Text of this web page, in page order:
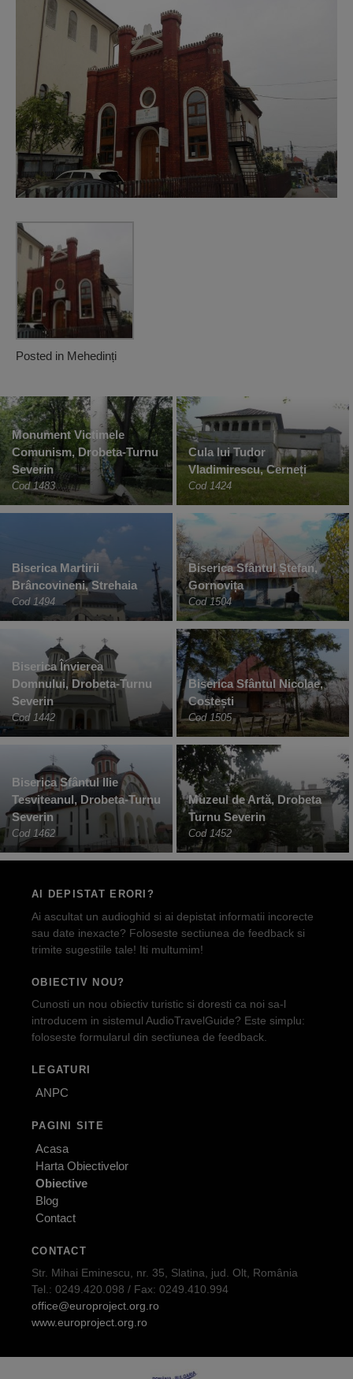
Posted in Mehedinți
Monument Victimele
Comunism, Drobeta-Turnu
Severin
Cod 1483
Cula lui Tudor
Vladimirescu, Cerneți
Cod 1424
Biserica Martirii
Brâncovineni, Strehaia
Cod 1494
Biserica Sfântul Ștefan,
Gornovița
Cod 1504
Biserica Învierea
Domnului, Drobeta-Turnu
Severin
Cod 1442
Biserica Sfântul Nicolae,
Costești
Cod 1505
Biserica Sfântul Ilie
Tesviteanul, Drobeta-Turnu
Severin
Cod 1462
Muzeul de Artă, Drobeta
Turnu Severin
Cod 1452
AI DEPISTAT ERORI?
Ai ascultat un audioghid si ai depistat informatii incorecte
sau date inexacte? Foloseste sectiunea de feedback si
trimite sugestiile tale! Iti multumim!
OBIECTIV NOU?
Cunosti un nou obiectiv turistic si doresti ca noi sa-l
introducem in sistemul AudioTravelGuide? Este simplu:
foloseste formularul din sectiunea de feedback.
LEGATURI
ANPC
PAGINI SITE
Acasa
Harta Obiectivelor
Obiective
Blog
Contact
CONTACT
Str. Mihai Eminescu, nr. 35, Slatina, jud. Olt, România
Tel.: 0249.420.098 / Fax: 0249.410.994
office@europroject.org.ro
www.europroject.org.ro